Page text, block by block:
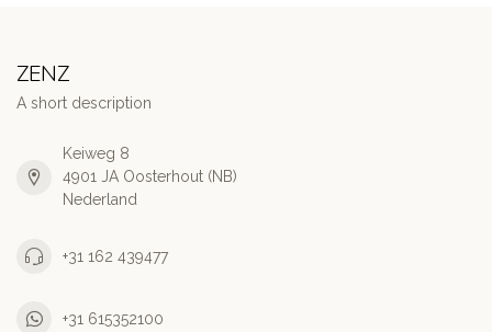
ZENZ
A short description
Keiweg 8
4901 JA Oosterhout (NB)
Nederland
+31 162 439477
+31 615352100